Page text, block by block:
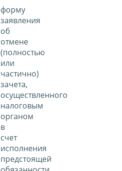
форму
заявления
об
отмене
(полностью
или
частично)
зачета,
осуществленного
налоговым
органом
в
счет
исполнения
предстоящей